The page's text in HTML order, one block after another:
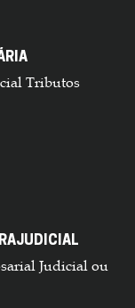
Tributos
Judicial ou